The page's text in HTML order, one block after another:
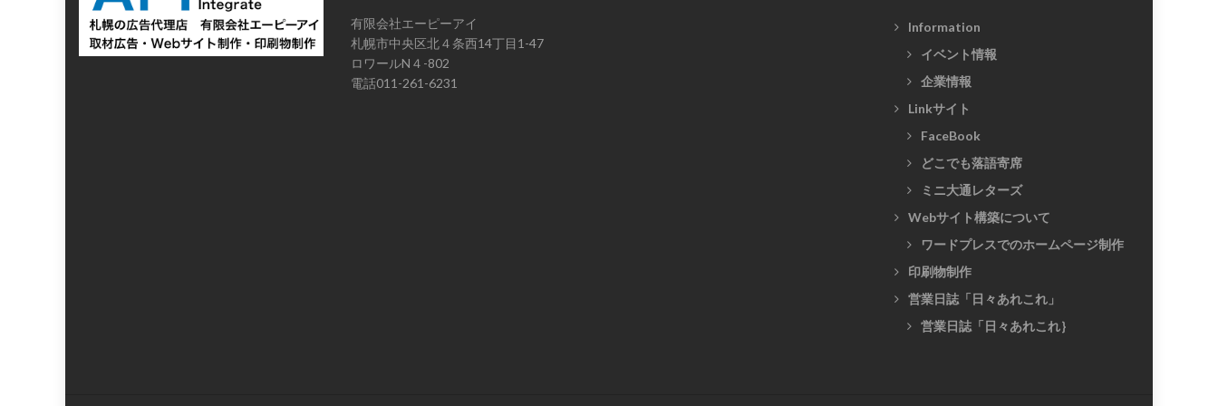
有限会社エーピーアイ
札幌市中央区北４条西14丁目1-47
ロワールN４-802
電話011-261-6231
Information
イベント情報
企業情報
Linkサイト
FaceBook
どこでも落語寄席
ミニ大通レターズ
Webサイト構築について
ワードプレスでのホームページ制作
印刷物制作
営業日誌「日々あれこれ」
営業日誌「日々あれこれ｝